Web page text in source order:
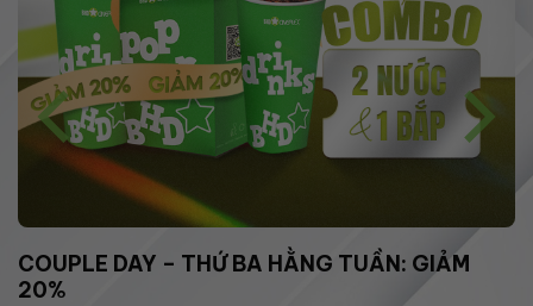
COUPLE DAY – THỨ BA HẰNG TUẦN: GIẢM
20%